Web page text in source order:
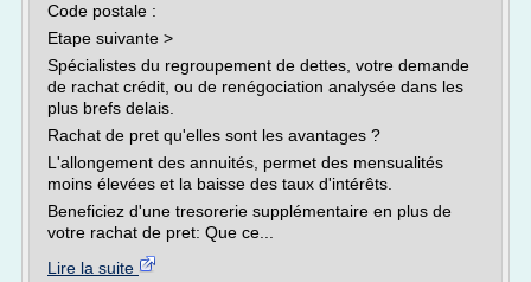
Code postale :
Etape suivante >
Spécialistes du regroupement de dettes, votre demande
de rachat crédit, ou de renégociation analysée dans les
plus brefs delais.
Rachat de pret qu'elles sont les avantages ?
L'allongement des annuités, permet des mensualités
moins élevées et la baisse des taux d'intérêts.
Beneficiez d'une tresorerie supplémentaire en plus de
votre rachat de pret: Que ce...
Lire la suite